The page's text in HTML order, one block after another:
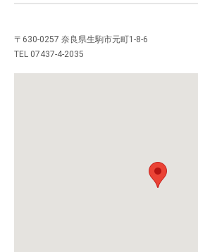
〒630-0257 奈良県生駒市元町1-8-6
TEL 07437-4-2035